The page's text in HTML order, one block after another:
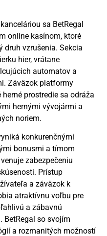
sa BetRegal
online kasínom, ktoré
druh vzrušenia. Sekcia
hier, vrátane
automatov a
Záväzok platformy
prostredie sa odráža
hernými vývojármi a
noriem.
konkurenčnými
bonusmi a tímom
zabezpečeniu
Prístup
a záväzok k
atraktívnu voľbu pre
a zábavnú
BetRegal so svojím
a rozmanitých možností